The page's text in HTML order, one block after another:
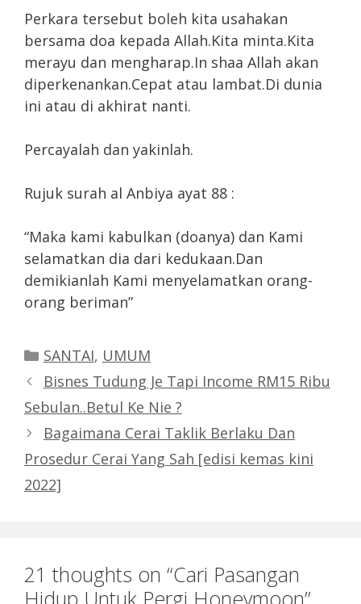
Perkara tersebut boleh kita usahakan
bersama doa kepada Allah.Kita minta.Kita
merayu dan mengharap.In shaa Allah akan
diperkenankan.Cepat atau lambat.Di dunia
ini atau di akhirat nanti.
Percayalah dan yakinlah.
Rujuk surah al Anbiya ayat 88 :
“Maka kami kabulkan (doanya) dan Kami
selamatkan dia dari kedukaan.Dan
demikianlah Kami menyelamatkan orang-
orang beriman”
Categories
SANTAI, UMUM
Bisnes Tudung Je Tapi Income RM15 Ribu
Sebulan..Betul Ke Nie ?
Bagaimana Cerai Taklik Berlaku Dan
Prosedur Cerai Yang Sah [edisi kemas kini
2022]
21 thoughts on “Cari Pasangan